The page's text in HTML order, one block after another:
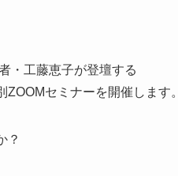
・工藤恵子が登壇する
セミナーを開催します。
？